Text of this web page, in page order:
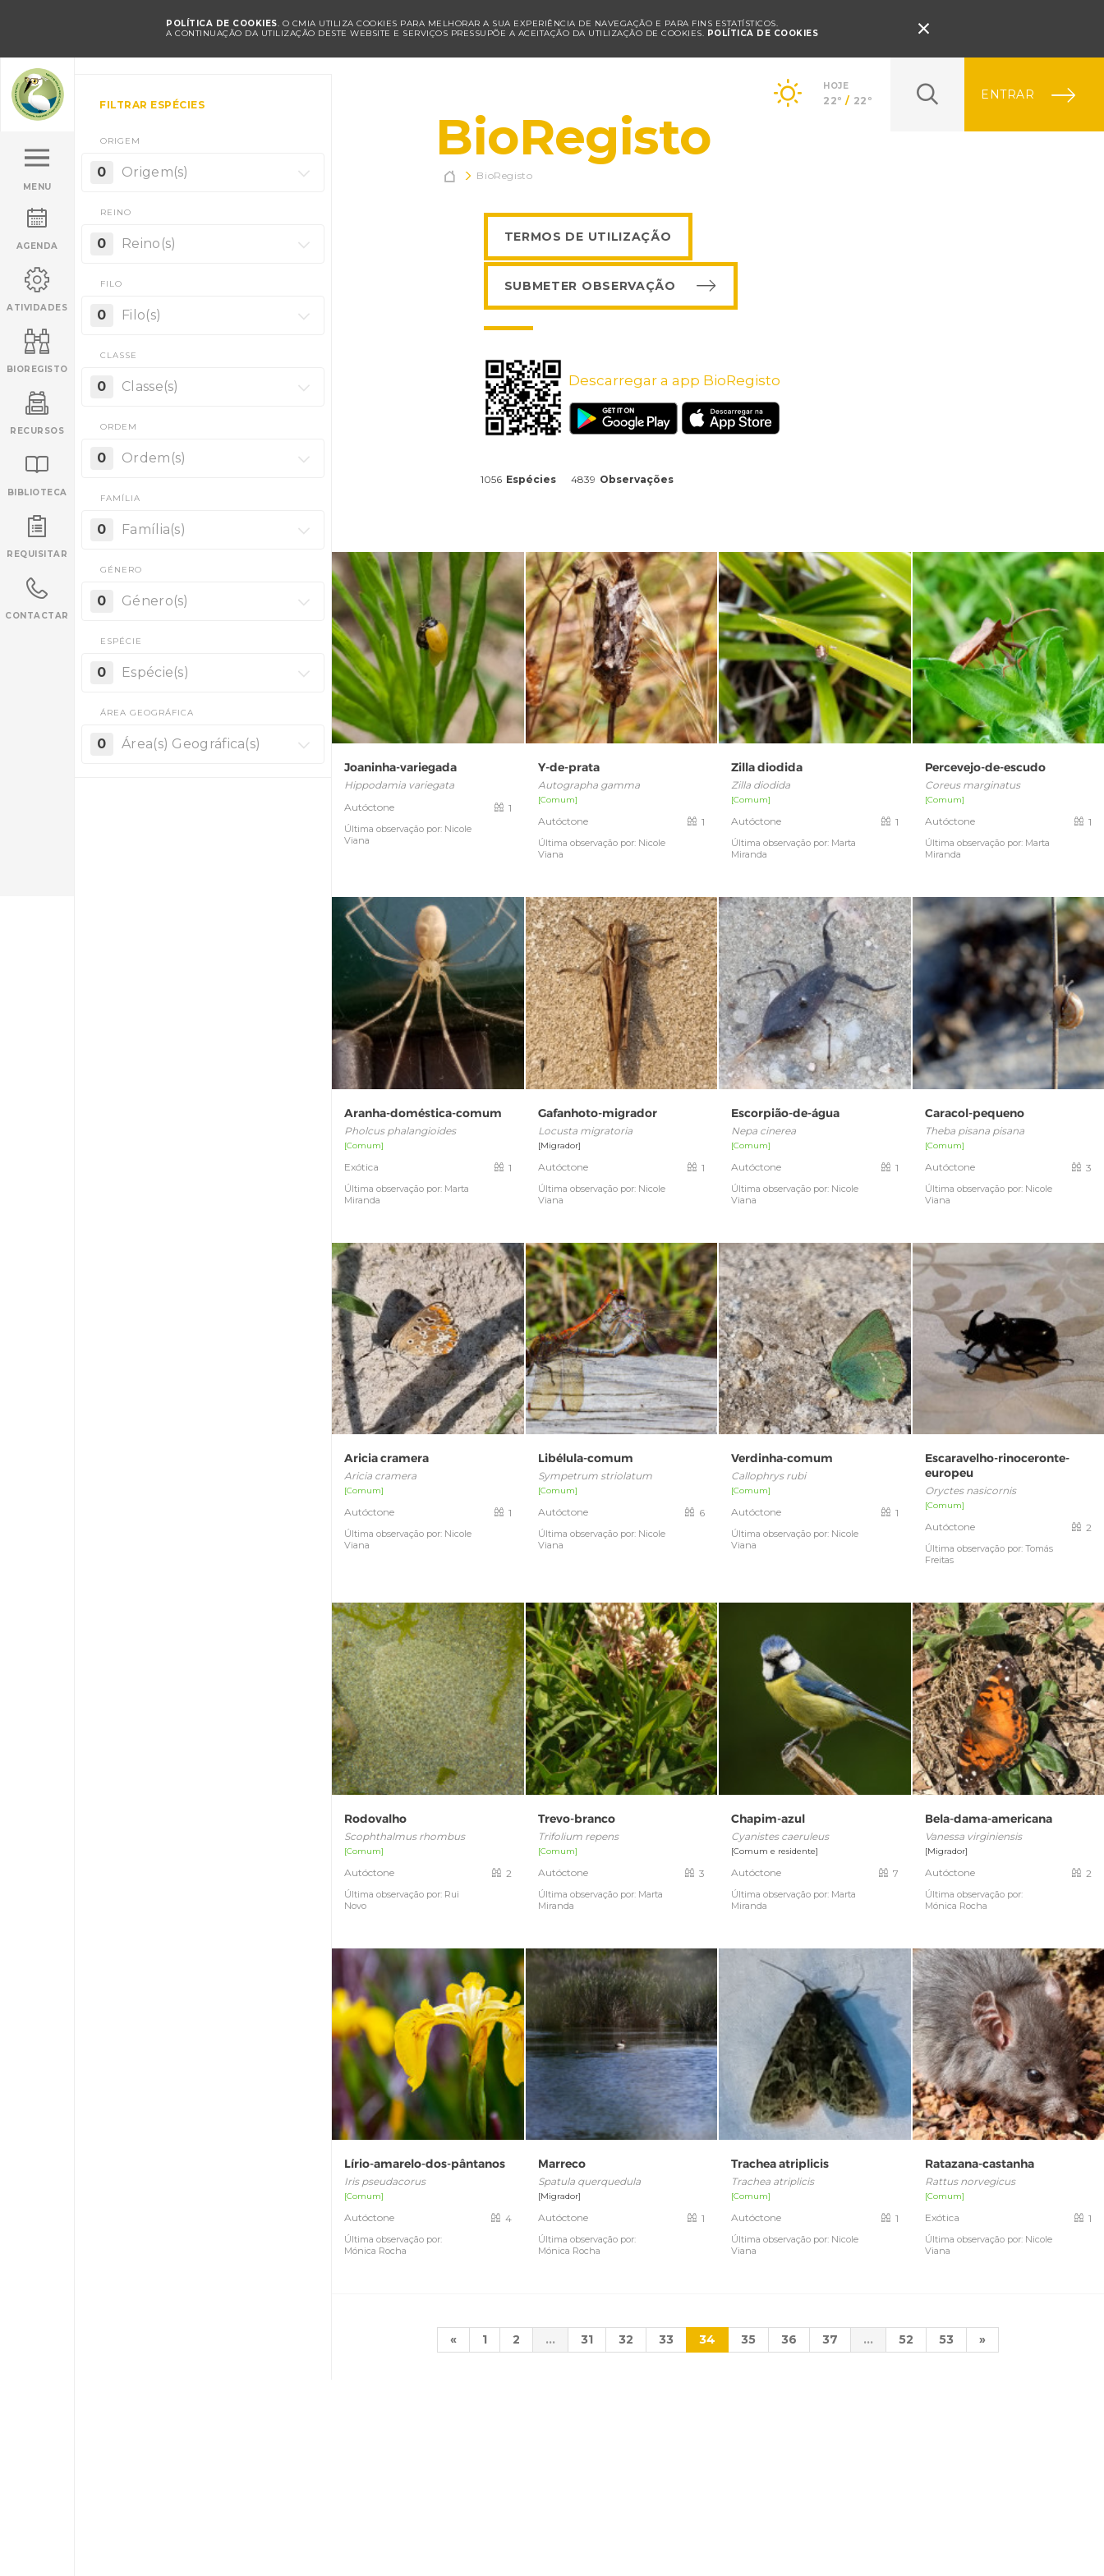
POLÍTICA DE COOKIES. O CMIA UTILIZA COOKIES PARA MELHORAR A SUA EXPERIÊNCIA DE NAVEGAÇÃO E PARA FINS ESTATÍSTICOS.
A CONTINUAÇÃO DA UTILIZAÇÃO DESTE WEBSITE E SERVIÇOS PRESSUPÕE A ACEITAÇÃO DA UTILIZAÇÃO DE COOKIES. POLÍTICA DE COOKIES 
HOJE
22º/ 22º
Pressione Enter
ENTRAR
MENU
AGENDA
ATIVIDADES
BIOREGISTO
RECURSOS
BIBLIOTECA
REQUISITAR
CONTACTAR
FILTRAR ESPÉCIES
ORIGEM
0 Origem(s)
REINO
0 Reino(s)
FILO
0 Filo(s)
CLASSE
0 Classe(s)
ORDEM
0 Ordem(s)
FAMÍLIA
0 Família(s)
GÉNERO
0 Género(s)
ESPÉCIE
0 Espécie(s)
ÁREA GEOGRÁFICA
0 Área(s) Geográfica(s)
BioRegisto
 BioRegisto
TERMOS DE UTILIZAÇÃO
SUBMETER OBSERVAÇÃO
Descarregar a app BioRegisto
1056 Espécies 4839 Observações
Joaninha-variegada
Hippodamia variegata
Autóctone
Última observação por: Nicole
Viana
1
Y-de-prata
Autographa gamma
[Comum]
Autóctone
Última observação por: Nicole
Viana
1
Zilla diodida
Zilla diodida
[Comum]
Autóctone
Última observação por: Marta
Miranda
1
Percevejo-de-escudo
Coreus marginatus
[Comum]
Autóctone
Última observação por: Marta
Miranda
1
Aranha-doméstica-comum
Pholcus phalangioides
[Comum]
Exótica
Última observação por: Marta
Miranda
1
Gafanhoto-migrador
Locusta migratoria
[Migrador]
Autóctone
Última observação por: Nicole
Viana
1
Escorpião-de-água
Nepa cinerea
[Comum]
Autóctone
Última observação por: Nicole
Viana
1
Caracol-pequeno
Theba pisana pisana
[Comum]
Autóctone
Última observação por: Nicole
Viana
3
Aricia cramera
Aricia cramera
[Comum]
Autóctone
Última observação por: Nicole
Viana
1
Libélula-comum
Sympetrum striolatum
[Comum]
Autóctone
Última observação por: Nicole
Viana
6
Verdinha-comum
Callophrys rubi
[Comum]
Autóctone
Última observação por: Nicole
Viana
1
Escaravelho-rinoceronte-
europeu
Oryctes nasicornis
[Comum]
Autóctone
Última observação por: Tomás
Freitas
2
Rodovalho
Scophthalmus rhombus
[Comum]
Autóctone
Última observação por: Rui
Novo
2
Trevo-branco
Trifolium repens
[Comum]
Autóctone
Última observação por: Marta
Miranda
3
Chapim-azul
Cyanistes caeruleus
[Comum e residente]
Autóctone
Última observação por: Marta
Miranda
7
Bela-dama-americana
Vanessa virginiensis
[Migrador]
Autóctone
Última observação por:
Mónica Rocha
2
Lírio-amarelo-dos-pântanos
Iris pseudacorus
[Comum]
Autóctone
Última observação por:
Mónica Rocha
4
Marreco
Spatula querquedula
[Migrador]
Autóctone
Última observação por:
Mónica Rocha
1
Trachea atriplicis
Trachea atriplicis
[Comum]
Autóctone
Última observação por: Nicole
Viana
1
Ratazana-castanha
Rattus norvegicus
[Comum]
Exótica
Última observação por: Nicole
Viana
1
« 1 2 ... 31 32 33 34 35 36 37 ... 52 53 »